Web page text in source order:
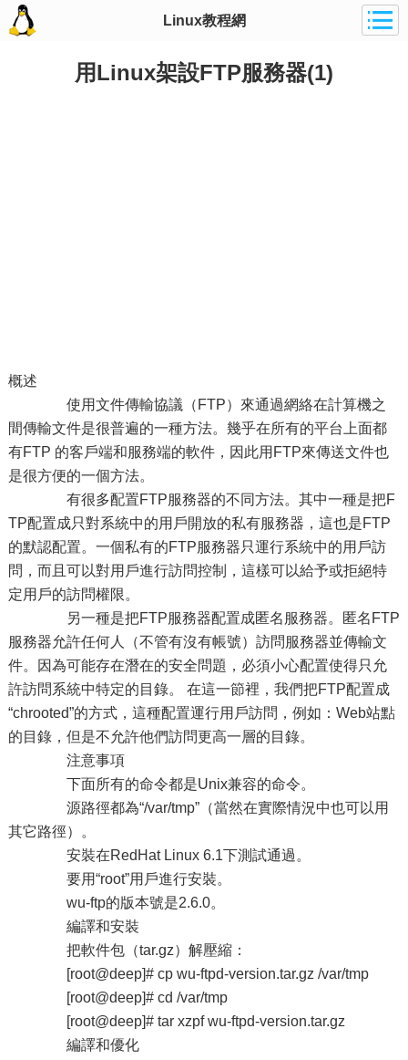
Linux教程網
用Linux架設FTP服務器(1)
概述
使用文件傳輸協議（FTP）來通過網絡在計算機之
間傳輸文件是很普遍的一種方法。幾乎在所有的平台上面都
有FTP 的客戶端和服務端的軟件，因此用FTP來傳送文件也
是很方便的一個方法。
有很多配置FTP服務器的不同方法。其中一種是把F
TP配置成只對系統中的用戶開放的私有服務器，這也是FTP
的默認配置。一個私有的FTP服務器只運行系統中的用戶訪
問，而且可以對用戶進行訪問控制，這樣可以給予或拒絕特
定用戶的訪問權限。
另一種是把FTP服務器配置成匿名服務器。匿名FTP
服務器允許任何人（不管有沒有帳號）訪問服務器並傳輸文
件。因為可能存在潛在的安全問題，必須小心配置使得只允
許訪問系統中特定的目錄。 在這一節裡，我們把FTP配置成
“chrooted”的方式，這種配置運行用戶訪問，例如：Web站點
的目錄，但是不允許他們訪問更高一層的目錄。
注意事項
下面所有的命令都是Unix兼容的命令。
源路徑都為“/var/tmp”（當然在實際情況中也可以用
其它路徑）。
安裝在RedHat Linux 6.1下測試通過。
要用“root”用戶進行安裝。
wu-ftp的版本號是2.6.0。
編譯和安裝
把軟件包（tar.gz）解壓縮：
[root@deep]# cp wu-ftpd-version.tar.gz /var/tmp
[root@deep]# cd /var/tmp
[root@deep]# tar xzpf wu-ftpd-version.tar.gz
編譯和優化